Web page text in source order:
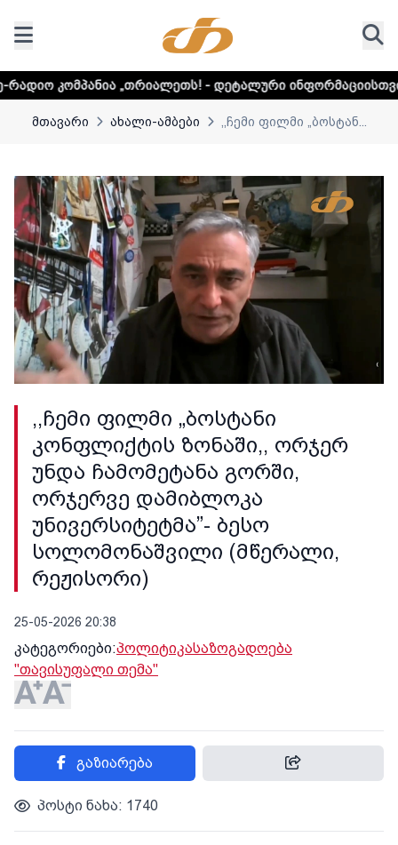
- დეტალური ინფორმაციისთვის დააკლიკეთ
მთავარი ახალი-ამბები ,,ჩემი ფილმი „ბოსტან...
,,ჩემი ფილმი „ბოსტანი
კონფლიქტის ზონაში,, ორჯერ
უნდა ჩამომეტანა გორში,
ორჯერვე დამიბლოკა
უნივერსიტეტმა”- ბესო
სოლომონაშვილი (მწერალი,
რეჟისორი)
25-05-2026 20:38
კატეგორიები:პოლიტიკასაზოგადოება
"თავისუფალი თემა"
გაზიარება
პოსტი ნახა: 1740